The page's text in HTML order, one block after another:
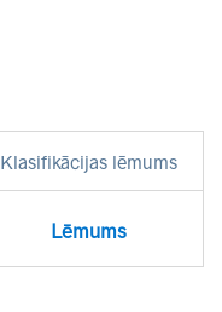
Klasifikācijas lēmums
Lēmums